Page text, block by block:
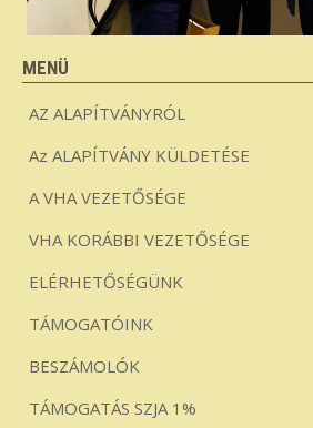
MENÜ
AZ ALAPÍTVÁNYRÓL
Az ALAPÍTVÁNY KÜLDETÉSE
A VHA VEZETŐSÉGE
VHA KORÁBBI VEZETŐSÉGE
ELÉRHETŐSÉGÜNK
TÁMOGATÓINK
BESZÁMOLÓK
TÁMOGATÁS SZJA 1%